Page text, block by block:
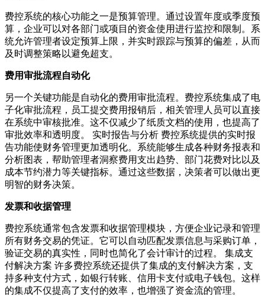
费控系统的核心功能之一是预算管理。通过设置年度或季度预
算，企业可以对各部门或项目的资金使用进行监控和限制。系
统允许管理者设定预算上限，并实时跟踪与预算的偏差，从而
及时调整策略以避免超支。
费用审批流程自动化
另一个关键功能是自动化的费用审批流程。费控系统集成了电
子化审批流程，员工提交费用报销后，相关管理人员可以直接
在系统中审核批准。这不仅减少了纸质文档的使用，也提高了
审批效率和透明度。 实时报告与分析 费控系统提供的实时报
告功能使财务管理更加透明化。系统能够生成各种财务报表和
分析图表，帮助管理者洞察费用支出趋势、部门花费对比以及
成本节约潜力等关键指标。通过这些数据，决策者可以做出更
明智的财务决策。
发票和收据管理
费控系统通常包含发票和收据管理模块，方便企业记录和管理
所有财务交易的凭证。它可以自动匹配发票信息与采购订单，
验证交易的真实性，同时也简化了会计审计的过程。 集成支
付解决方案 许多费控系统还提供了集成的支付解决方案，支
持多种支付方式，如银行转账、信用卡支付或电子钱包。这样
的集成不仅提高了支付的效率，也增强了资金流的管理。